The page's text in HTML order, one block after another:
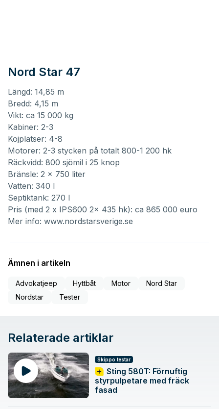
Nord Star 47
Längd: 14,85 m
Bredd: 4,15 m
Vikt: ca 15 000 kg
Kabiner: 2-3
Kojplatser: 4-8
Motorer: 2-3 stycken på totalt 800-1 200 hk
Räckvidd: 800 sjömil i 25 knop
Bränsle: 2 x 750 liter
Vatten: 340 l
Septiktank: 270 l
Pris (med 2 x IPS600 2x 435 hk): ca 865 000 euro
Mer info: www.nordstarsverige.se
Ämnen i artikeln
Advokatjeep Hyttbåt Motor
Nord Star
Nordstar
Tester
Relaterade artiklar
Skippo testar
Sting 580T: Förnuftig
styrpulpetare med fräck
fasad